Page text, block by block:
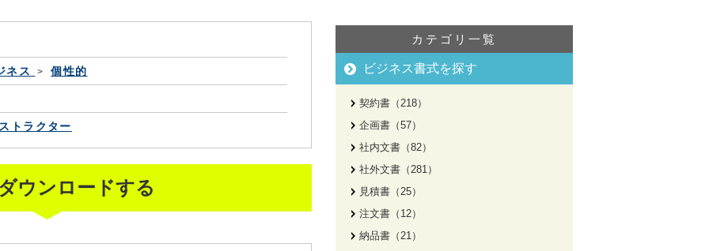
ネス 個性的
トラクター
ウンロードする
カテゴリ一覧
ビジネス書式を探す
契約書（218）
企画書（57）
社内文書（82）
社外文書（281）
見積書（25）
注文書（12）
納品書（21）